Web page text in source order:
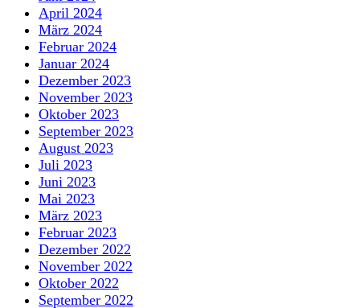
April 2024
März 2024
Februar 2024
Januar 2024
Dezember 2023
November 2023
Oktober 2023
September 2023
August 2023
Juli 2023
Juni 2023
Mai 2023
März 2023
Februar 2023
Dezember 2022
November 2022
Oktober 2022
September 2022